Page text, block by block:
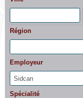
Région
Employeur
Spécialité